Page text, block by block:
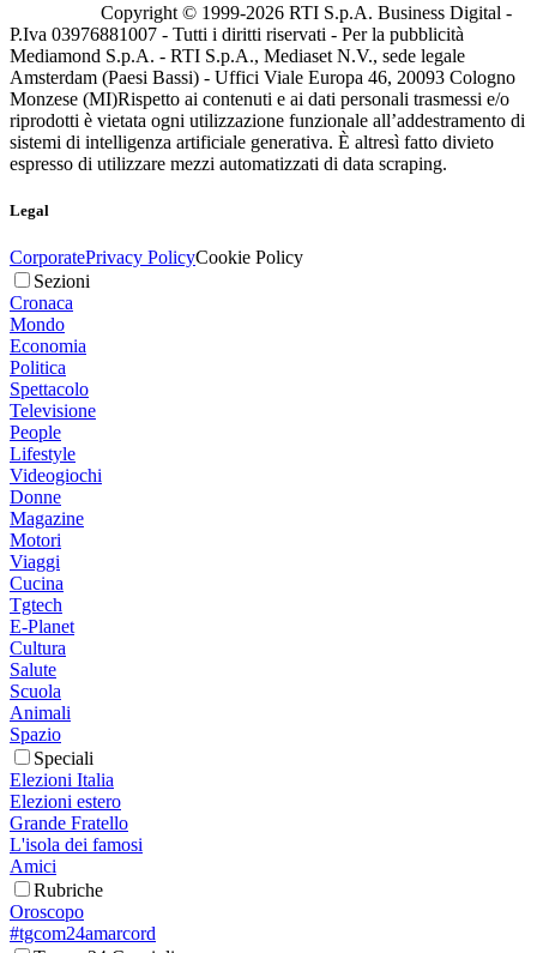
Copyright © 1999-2026 RTI S.p.A. Business Digital -
P.Iva 03976881007 - Tutti i diritti riservati - Per la pubblicità
Mediamond S.p.A. - RTI S.p.A., Mediaset N.V., sede legale
Amsterdam (Paesi Bassi) - Uffici Viale Europa 46, 20093 Cologno
Monzese (MI)Rispetto ai contenuti e ai dati personali trasmessi e/o
riprodotti è vietata ogni utilizzazione funzionale all’addestramento di
sistemi di intelligenza artificiale generativa. È altresì fatto divieto
espresso di utilizzare mezzi automatizzati di data scraping.
Legal
CorporatePrivacy PolicyCookie Policy
Sezioni
Cronaca
Mondo
Economia
Politica
Spettacolo
Televisione
People
Lifestyle
Videogiochi
Donne
Magazine
Motori
Viaggi
Cucina
Tgtech
E-Planet
Cultura
Salute
Scuola
Animali
Spazio
Speciali
Elezioni Italia
Elezioni estero
Grande Fratello
L'isola dei famosi
Amici
Rubriche
Oroscopo
#tgcom24amarcord